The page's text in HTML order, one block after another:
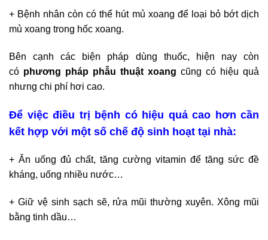
+ Bệnh nhân còn có thể hút mủ xoang để loại bỏ bớt dịch
mủ xoang trong hốc xoang.
Bên cạnh các biện pháp dùng thuốc, hiện nay còn
có phương pháp phẫu thuật xoang cũng có hiệu quả
nhưng chi phí hơi cao.
Để việc điều trị bệnh có hiệu quả cao hơn cần
kết hợp với một số chế độ sinh hoạt tại nhà:
+ Ăn uống đủ chất, tăng cường vitamin để tăng sức đề
kháng, uống nhiều nước…
+ Giữ vệ sinh sạch sẽ, rửa mũi thường xuyên. Xông mũi
bằng tinh dầu…